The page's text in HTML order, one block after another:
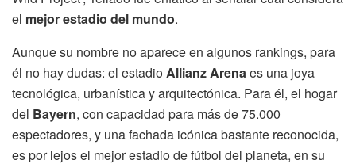
el mejor estadio del mundo.
Aunque su nombre no aparece en algunos rankings, para
él no hay dudas: el estadioAllianz Arenaes una joya
tecnológica, urbanística y arquitectónica. Para él, el hogar
del Bayern, con capacidad para más de 75.000
espectadores, y una fachada icónica bastante reconocida,
es por lejos el mejor estadio de fútbol del planeta, en su